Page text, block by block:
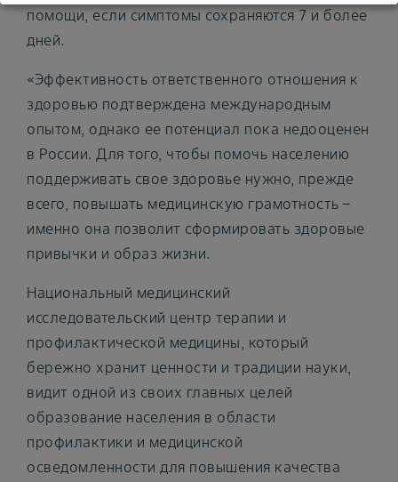
помощи, если симптомы сохраняются 7 и более
дней.
«Эффективность ответственного отношения к
здоровью подтверждена международным
опытом, однако ее потенциал пока недооценен
в России. Для того, чтобы помочь населению
поддерживать свое здоровье нужно, прежде
всего, повышать медицинскую грамотность –
именно она позволит сформировать здоровые
привычки и образ жизни.
Национальный медицинский
исследовательский центр терапии и
профилактической медицины, который
бережно хранит ценности и традиции науки,
видит одной из своих главных целей
образование населения в области
профилактики и медицинской
осведомленности для повышения качества